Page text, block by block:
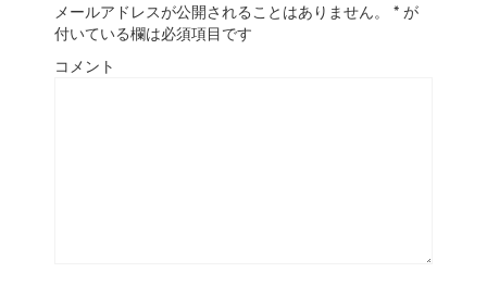
メールアドレスが公開されることはありません。 * が
付いている欄は必須項目です
コメント